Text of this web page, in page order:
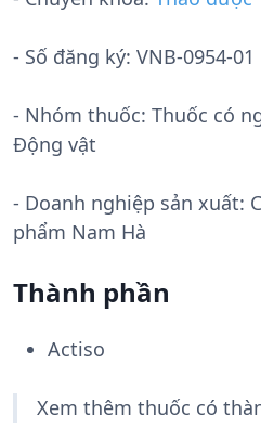
- Số đăng ký: VNB-0954-01
- Nhóm thuốc: Thuốc có
Động vật
- Doanh nghiệp sản xuất:
phẩm Nam Hà
Thành phần
Actiso
Xem thêm thuốc có